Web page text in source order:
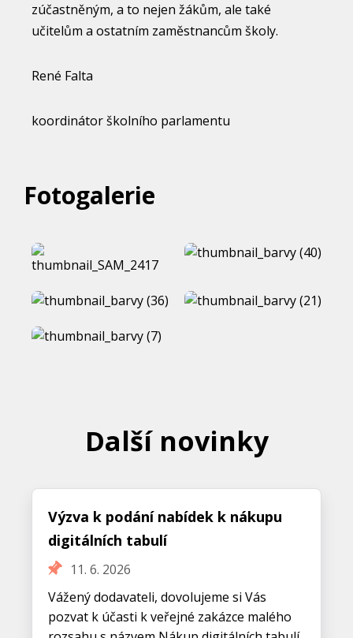
zúčastněným, a to nejen žákům, ale také
učitelům a ostatním zaměstnancům školy.
René Falta
koordinátor školního parlamentu
Fotogalerie
Další novinky
Výzva k podání nabídek k nákupu
digitálních tabulí
11. 6. 2026
Vážený dodavateli, dovolujeme si Vás
pozvat k účasti k veřejné zakázce malého